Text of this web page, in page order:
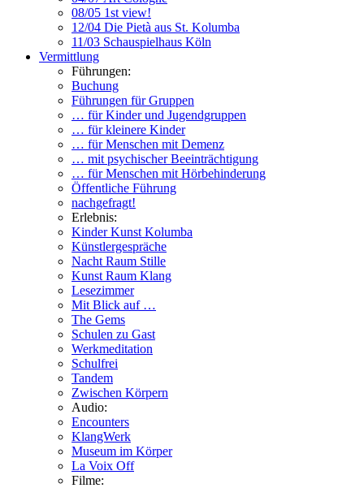
08/05 1st view!
12/04 Die Pietà aus St. Kolumba
11/03 Schauspielhaus Köln
Vermittlung
Führungen:
Buchung
Führungen für Gruppen
… für Kinder und Jugendgruppen
… für kleinere Kinder
… für Menschen mit Demenz
… mit psychischer Beeinträchtigung
… für Menschen mit Hörbehinderung
Öffentliche Führung
nachgefragt!
Erlebnis:
Kinder Kunst Kolumba
Künstlergespräche
Nacht Raum Stille
Kunst Raum Klang
Lesezimmer
Mit Blick auf …
The Gems
Schulen zu Gast
Werkmeditation
Schulfrei
Tandem
Zwischen Körpern
Audio:
Encounters
KlangWerk
Museum im Körper
La Voix Off
Filme: